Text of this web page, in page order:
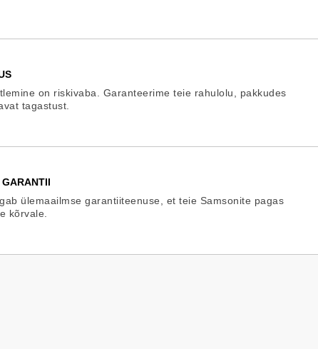
on riskivaba. Garanteerime teie rahulolu, pakkudes
tagastust.
ülemaailmse garantiiteenuse, et teie Samsonite pagas
kõrvale.